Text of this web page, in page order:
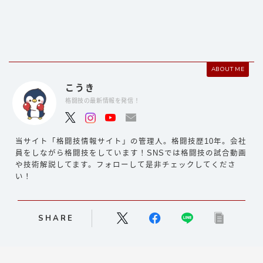
ABOUT ME
こうき
格闘技の最新情報を発信！
当サイト「格闘技情報サイト」の管理人。格闘技歴10年。会社
員をしながら格闘技をしています！SNSでは格闘技の試合動画
や技術解説してます。フォローして是非チェックしてくださ
い！
SHARE